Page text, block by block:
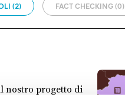
(2) FACT CHECKING (0)
nostro progetto di